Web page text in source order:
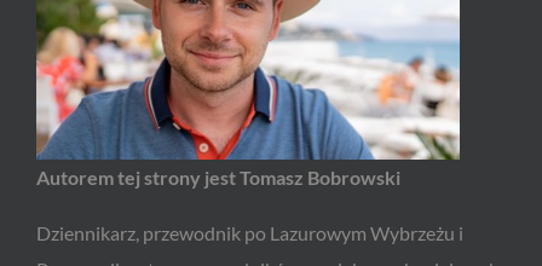
Autorem tej strony jest Tomasz Bobrowski
Dziennikarz, przewodnik po Lazurowym Wybrzeżu i